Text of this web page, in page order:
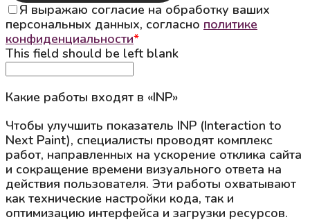
Я выражаю согласие на обработку ваших
персональных данных, согласно политике
конфиденциальности*
This field should be left blank
Какие работы входят в «INP»
Чтобы улучшить показатель INP (Interaction to
Next Paint), специалисты проводят комплекс
работ, направленных на ускорение отклика сайта
и сокращение времени визуального ответа на
действия пользователя. Эти работы охватывают
как технические настройки кода, так и
оптимизацию интерфейса и загрузки ресурсов.